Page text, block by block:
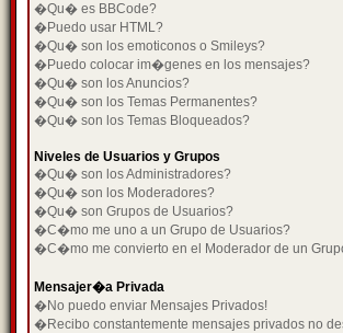
�Qu� es BBCode?
�Puedo usar HTML?
�Qu� son los emoticonos o Smileys?
�Puedo colocar im�genes en los mensajes?
�Qu� son los Anuncios?
�Qu� son los Temas Permanentes?
�Qu� son los Temas Bloqueados?
Niveles de Usuarios y Grupos
�Qu� son los Administradores?
�Qu� son los Moderadores?
�Qu� son Grupos de Usuarios?
�C�mo me uno a un Grupo de Usuarios?
�C�mo me convierto en el Moderador de un
Mensajer�a Privada
�No puedo enviar Mensajes Privados!
�Recibo constantemente mensajes privados no